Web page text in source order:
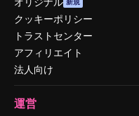
クッキーポリシー
トラストセンター
アフィリエイト
法人向け
運営